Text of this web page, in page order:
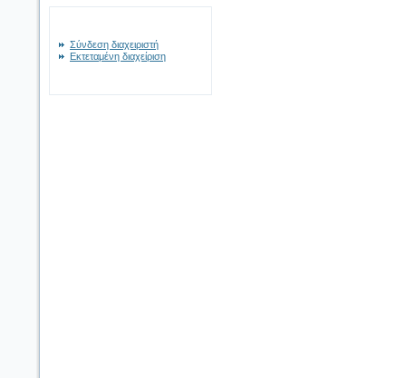
Σύνδεση διαχειριστή
Εκτεταμένη διαχείριση